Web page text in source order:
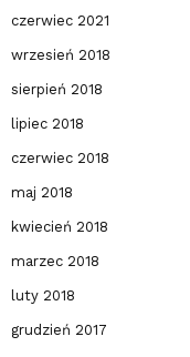
czerwiec 2021
wrzesień 2018
sierpień 2018
lipiec 2018
czerwiec 2018
maj 2018
kwiecień 2018
marzec 2018
luty 2018
grudzień 2017